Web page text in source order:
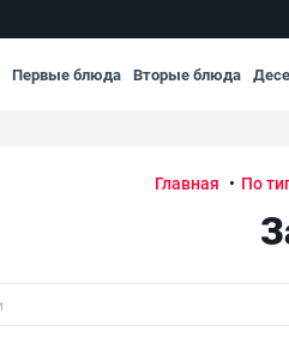
Первые блюда Вторые блюда
Главная По